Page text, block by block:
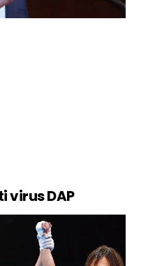
virus DAP